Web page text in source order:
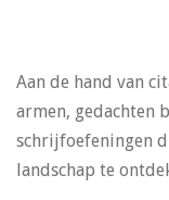
Aan de hand van
armen, gedachten
schrijfoefeningen
landschap te